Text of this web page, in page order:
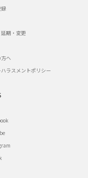
期・変更
へ
ラスメントポリシー